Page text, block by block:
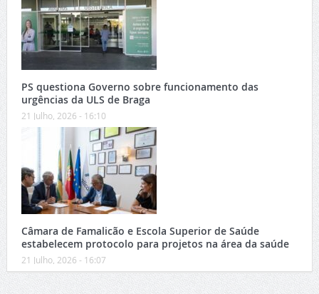
PS questiona Governo sobre funcionamento das
urgências da ULS de Braga
21 Julho, 2026 - 16:10
Câmara de Famalicão e Escola Superior de Saúde
estabelecem protocolo para projetos na área da saúde
21 Julho, 2026 - 16:07